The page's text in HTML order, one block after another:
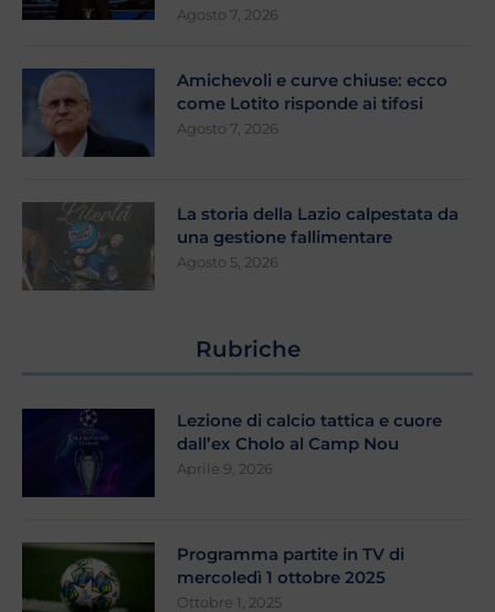
Agosto 7, 2026
Amichevoli e curve chiuse: ecco
come Lotito risponde ai tifosi
Agosto 7, 2026
La storia della Lazio calpestata da
una gestione fallimentare
Agosto 5, 2026
Rubriche
Lezione di calcio tattica e cuore
dall’ex Cholo al Camp Nou
Aprile 9, 2026
Programma partite in TV di
mercoledì 1 ottobre 2025
Ottobre 1, 2025